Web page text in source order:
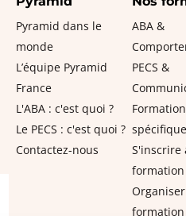
Pyramid dans le
monde
L’équipe Pyramid
France
L'ABA : c'est quoi ?
Le PECS : c'est quoi ?
Contactez-nous
ABA &
PECS &
S'inscrire
formation
formation